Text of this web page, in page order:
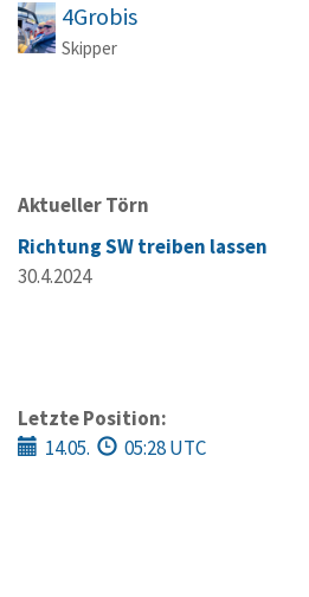
4Grobis
Skipper
Aktueller Törn
Richtung SW treiben lassen
30.4.2024
Letzte Position:
14.05.
05:28 UTC